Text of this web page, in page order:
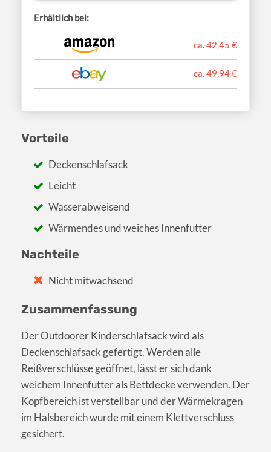
Erhältlich bei:
ca. 42,45 €
ca. 49,94 €
Vorteile
Deckenschlafsack
Leicht
Wasserabweisend
Wärmendes und weiches Innenfutter
Nachteile
Nicht mitwachsend
Zusammenfassung
Der Outdoorer Kinderschlafsack wird als
Deckenschlafsack gefertigt. Werden alle
Reißverschlüsse geöffnet, lässt er sich dank
weichem Innenfutter als Bettdecke verwenden. Der
Kopfbereich ist verstellbar und der Wärmekragen
im Halsbereich wurde mit einem Klettverschluss
gesichert.